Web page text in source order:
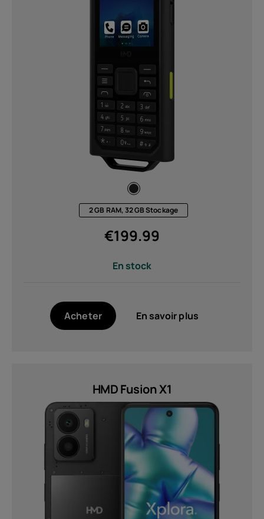
HD+ (720 x 1612) (1)
2 GB RAM, 32 GB Stockage
€199.99
En stock
Acheter En savoir plus
HMD Fusion X1